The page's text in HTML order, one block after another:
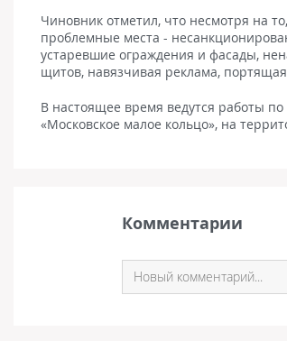
Чиновник отметил, что несмотря на
проблемные места -
устаревшие ограждения и фасады,
щитов, навязчивая реклама,
В настоящее время ведутся работы
«Московское малое кольцо», на
Комментарии